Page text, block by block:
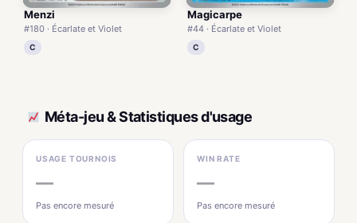
Menzi
#180 · Écarlate et Violet
C
Magicarpe
#44 · Écarlate et Violet
C
Méta-jeu & Statistiques d'usage
USAGE TOURNOIS
—
Pas encore mesuré
WIN RATE
—
Pas encore mesuré